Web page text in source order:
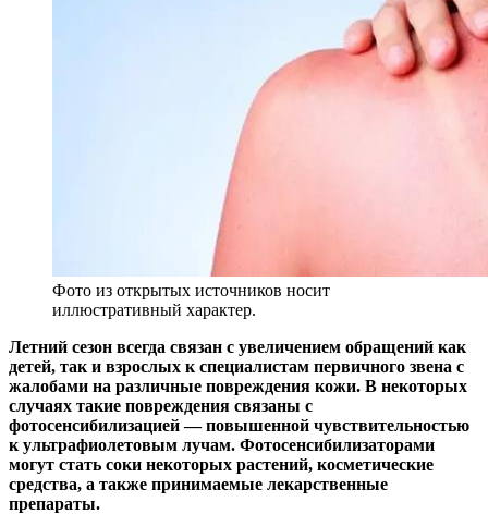
Фото из открытых источников носит
иллюстративный характер.
Летний сезон всегда связан с увеличением обращений как
детей, так и взрослых к специалистам первичного звена с
жалобами на различные повреждения кожи. В некоторых
случаях такие повреждения связаны с
фотосенсибилизацией — повышенной чувствительностью
к ультрафиолетовым лучам. Фотосенсибилизаторами
могут стать соки некоторых растений, косметические
средства, а также принимаемые лекарственные
препараты.